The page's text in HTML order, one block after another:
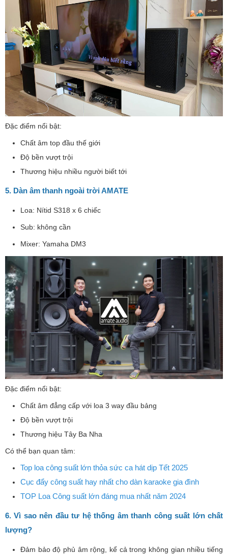
Đặc điểm nổi bật:
Chất âm top đầu thế giới
Độ bền vượt trội
Thương hiệu nhiều người biết tới
5. Dàn âm thanh ngoài trời AMATE
Loa: Nítid S318 x 6 chiếc
Sub: không cần
Mixer: Yamaha DM3
Đặc điểm nổi bật:
Chất âm đẳng cấp với loa 3 way đầu bảng
Độ bền vượt trội
Thương hiệu Tây Ba Nha
Có thể bạn quan tâm:
Top loa công suất lớn thỏa sức ca hát dịp Tết 2025
Cục đẩy công suất hay nhất cho dàn karaoke gia đình
TOP Loa Công suất lớn đáng mua nhất năm 2024
6. Vì sao nên đầu tư hệ thống âm thanh công suất lớn chất
lượng?
Đảm bảo độ phủ âm rộng, kể cả trong không gian nhiều tiếng